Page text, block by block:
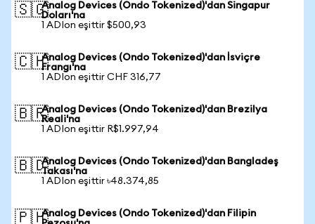
🇸🇬Analog Devices (Ondo Tokenized)'dan Singapur
Doları'na
1 ADIon eşittir $500,93
🇨🇭Analog Devices (Ondo Tokenized)'dan İsviçre
Frangı'na
1 ADIon eşittir CHF 316,77
🇧🇷Analog Devices (Ondo Tokenized)'dan Brezilya
Reali'na
1 ADIon eşittir R$1.997,94
🇧🇩Analog Devices (Ondo Tokenized)'dan Bangladeş
Takası'na
1 ADIon eşittir ৳48.374,85
🇵🇭Analog Devices (Ondo Tokenized)'dan Filipin